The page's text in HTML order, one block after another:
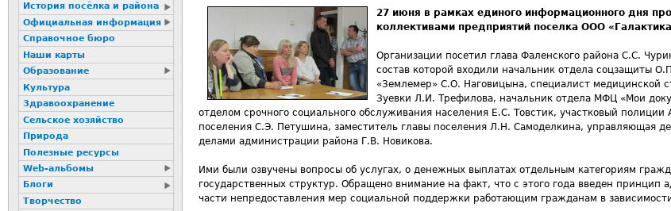
27 июня в рамках единого информационного дня
коллективами предприятий поселка ООО
Организации посетил глава Фаленского района С.С.
состав которой входили начальник отдела соцзащиты
«Землемер» С.О. Наговицына, специалист медицинской
Зуевки Л.И. Трефилова, начальник отдела МФЦ «Мои
отделом срочного социального обслуживания населения Е.С. Товстик, участковый
поселения С.Э. Петушина, заместитель главы поселения Л.Н. Самоделкина, управляющая
делами администрации района Г.В. Новикова.
Ими были озвучены вопросы об услугах, о денежных выплатах отдельным категориям
государственных структур. Обращено внимание на факт, что с этого года введен принцип
части непредоставления мер социальной поддержки работающим гражданам в
История посёлка и района
Официальная информация
Справочное бюро
Наши карты
Образование
Культура
Здравоохранение
Сельское хозяйство
Природа
Полезные ресурсы
Web-альбомы
Блоги
Творчество